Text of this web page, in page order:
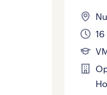
LBO,
WO
9 -
33 -